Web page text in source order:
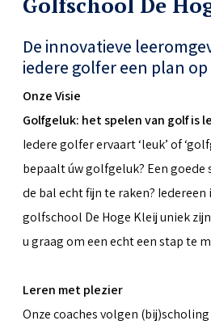
De innovatieve
iedere golfer een plan
Onze Visie
Golfgeluk: het spelen van golf is
Iedere golfer ervaart ‘leuk’ of
bepaalt úw golfgeluk? Een
de bal echt fijn te raken? Iedereen
golfschool De Hoge Kleij uniek
u graag om een echt een stap te
Leren met plezier
Onze coaches volgen